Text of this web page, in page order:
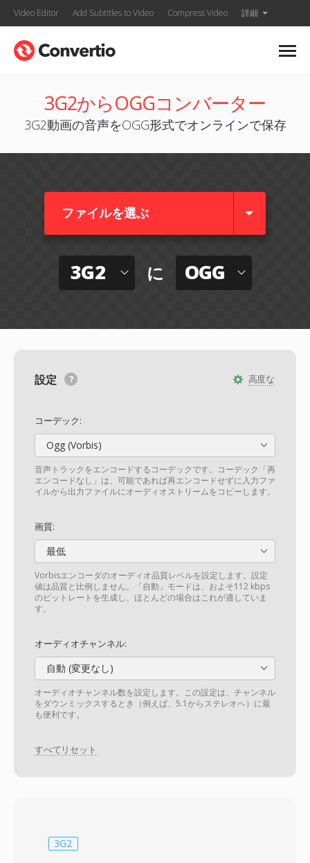
Video Editor Add Subtitles to Video Compress Video 詳細
3G2からOGGコンバーター
3G2動画の音声をOGG形式でオンラインで保存
ファイルを選ぶ
3G2 に OGG
高度な
設定
コーデック:
Ogg (Vorbis)
音声トラックをエンコードするコーデックです。コーデック「再
エンコードなし」は、可能であれば再エンコードせずに入力ファ
イルから出力ファイルにオーディオストリームをコピーします。
画質:
最低
Vorbisエンコーダのオーディオ品質レベルを設定します。設定
値は品質と比例しません。「自動」モードは、およそ112 kbps
のビットレートを生成し、ほとんどの場合はこれが適していま
す。
オーディオチャンネル:
自動 (変更なし)
オーディオチャンネル数を設定します。この設定は、チャンネル
をダウンミックスするとき（例えば、5.1からステレオへ）に最
も便利です。
すべてリセット
3G2